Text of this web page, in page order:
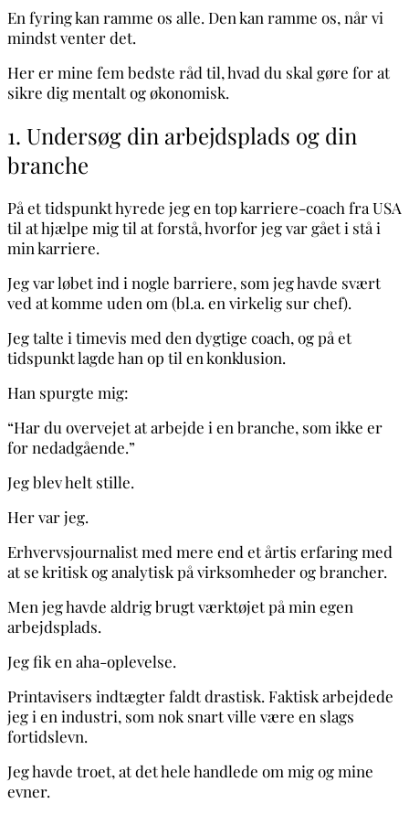
En fyring kan ramme os alle. Den kan ramme os, når vi
mindst venter det.
Her er mine fem bedste råd til, hvad du skal gøre for at
sikre dig mentalt og økonomisk.
1. Undersøg din arbejdsplads og din
branche
På et tidspunkt hyrede jeg en top karriere-coach fra USA
til at hjælpe mig til at forstå, hvorfor jeg var gået i stå i
min karriere.
Jeg var løbet ind i nogle barriere, som jeg havde svært
ved at komme uden om (bl.a. en virkelig sur chef).
Jeg talte i timevis med den dygtige coach, og på et
tidspunkt lagde han op til en konklusion.
Han spurgte mig:
“Har du overvejet at arbejde i en branche, som ikke er
for nedadgående.”
Jeg blev helt stille.
Her var jeg.
Erhvervsjournalist med mere end et årtis erfaring med
at se kritisk og analytisk på virksomheder og brancher.
Men jeg havde aldrig brugt værktøjet på min egen
arbejdsplads.
Jeg fik en aha-oplevelse.
Printavisers indtægter faldt drastisk. Faktisk arbejdede
jeg i en industri, som nok snart ville være en slags
fortidslevn.
Jeg havde troet, at det hele handlede om mig og mine
evner.